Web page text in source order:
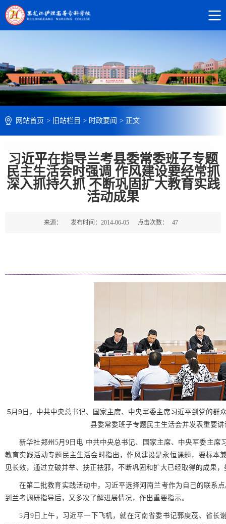
网站首页 > 旧站栏目 > 时政要闻 > 正文
习近平在指导兰考县委常委班子专题
民主生活会时强调 作风建设要经常抓
深入抓持久抓 不断巩固扩大教育实践
活动成果
来源： 发布时间：2014-06-05 点击次数： 47
5月9日，中共中央总书记、国家主席、中央军委主席习近平到党的群
县委常委班子专题民主生活会并发表重要
新华社郑州5月9日电 中共中央总书记、国家主席、中央军委主席
教育实践活动专题民主生活会时指出，作风建设是永恒课题，要标本
见长效，通过立破并举、扶正祛邪，不断巩固和扩大已经取得的成果
在第二批教育实践活动中，习近平选择河南兰考作为自己的联系点
到兰考调研指导后，又多次了解进展情况，作出重要指示。
5月9日上午，习近平一下飞机，就在河南省委书记郭庚茂、省长